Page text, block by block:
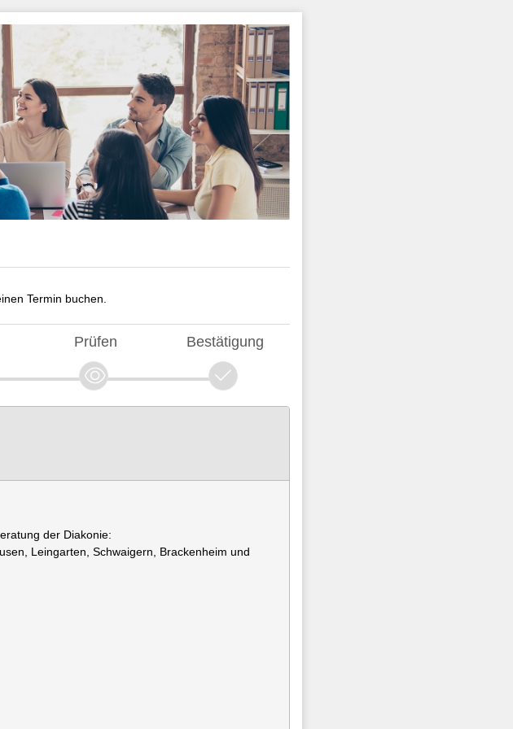
Termin buchen.
Prüfen Bestätigung
der Diakonie:
Leingarten, Schwaigern, Brackenheim und